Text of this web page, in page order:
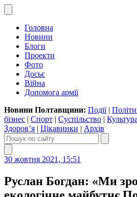
Головна
Новини
Блоги
Проекти
Фото
Досьє
Війна
Допомога армії
Новини Полтавщини: Події|
бізнес | Спорт | Суспільство |
Здоров’я | Цікавинки | Архів
30 жовтня 2021, 15:51
Руслан Богдан: «Ми